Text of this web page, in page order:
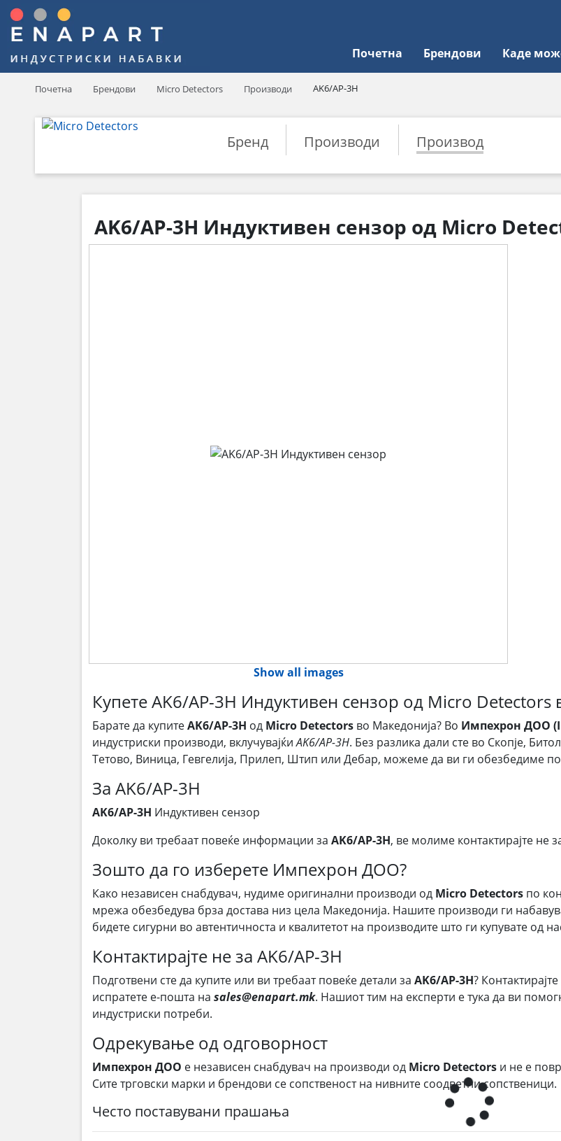
Почетна Брендови Каде
Почетна Брендови Micro Detectors Производи AK6/AP-3H
Бренд Производи Производ
AK6/AP-3H Индуктивен сензор од Micro
Show all images
Купете AK6/AP-3H Индуктивен сензор од Micro Detectors
Барате да купитеAK6/AP-3H од Micro Detectors во Македонија? Во Импехрон ДОО
индустриски производи, вклучувајќиAK6/AP-3H. Без разлика дали сте во Скопје,
Тетово, Виница, Гевгелија, Прилеп, Штип или Дебар, можеме да ви ги обезбедиме
За AK6/AP-3H
AK6/AP-3H Индуктивен сензор
Доколку ви требаат повеќе информации за AK6/AP-3H, ве молиме контактирајте не
Зошто да го изберете Импехрон ДОО?
Како независен снабдувач, нудиме оригинални производи од Micro Detectors по
мрежа обезбедува брза достава низ цела Македонија. Нашите производи ги
бидете сигурни во автентичноста и квалитетот на производите што ги купувате од
Контактирајте не за AK6/AP-3H
Подготвени сте да купите или ви требаат повеќе детали за AK6/AP-3H?
испратете е-пошта на sales@enapart.mk. Нашиот тим на експерти е тука да ви
индустриски потреби.
Одрекување од одговорност
Импехрон ДОО е независен снабдувач на производи од Micro Detectors и не е
Сите трговски марки и брендови се сопственост на нивните соодветни сопственици.
Често поставувани прашања